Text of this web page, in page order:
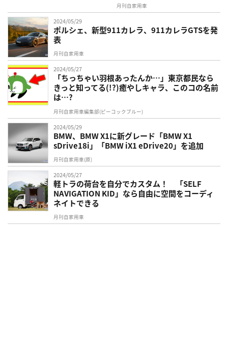
月刊自家用車
2024/05/29
ポルシェ、新型911カレラ、911カレラGTSを発
表
月刊自家用車
2024/05/27
「ちっちゃい羽根あったんか…」東京都民なら
きっと知ってる(!?)癒やしキャラ、このコの名前
は…?
月刊自家用車編集部(ピーコックブルー)
2024/05/29
BMW、BMW X1に新グレード「BMW X1
sDrive18i」「BMW iX1 eDrive20」を追加
月刊自家用車(原)
2024/05/27
軽トラの荷台を自分でカスタム！ 「SELF
NAVIGATION KID」なら自由に空間をコーディ
ネイトできる
月刊自家用車